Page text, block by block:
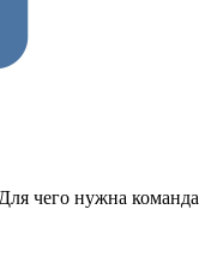
чего нужна команда